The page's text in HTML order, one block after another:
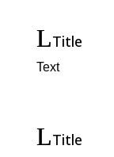
Title
Text
Title